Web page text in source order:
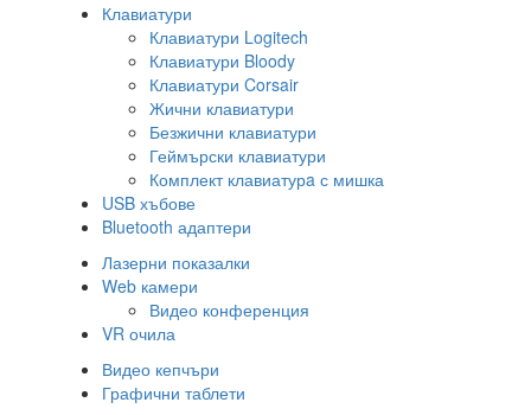
Клавиатури
Клавиатури Logitech
Клавиатури Bloody
Клавиатури Corsair
Жични клавиатури
Безжични клавиатури
Геймърски клавиатури
Комплект клавиатурa с мишка
USB хъбове
Bluetooth адаптери
Лазерни показалки
Web камери
Видео конференция
VR очила
Видео кепчъри
Графични таблети